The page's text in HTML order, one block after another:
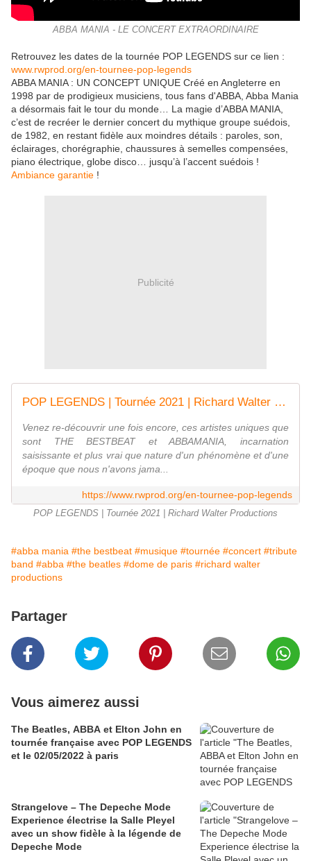
ABBA MANIA - LE CONCERT EXTRAORDINAIRE
Retrouvez les dates de la tournée POP LEGENDS sur ce lien :
www.rwprod.org/en-tournee-pop-legends
ABBA MANIA : UN CONCEPT UNIQUE Créé en Angleterre en
1998 par de prodigieux musiciens, tous fans d'ABBA, Abba Mania
a désormais fait le tour du monde… La magie d’ABBA MANIA,
c’est de recréer le dernier concert du mythique groupe suédois,
de 1982, en restant fidèle aux moindres détails : paroles, son,
éclairages, chorégraphie, chaussures à semelles compensées,
piano électrique, globe disco… jusqu’à l’accent suédois ! ​
Ambiance garantie !
Publicité
POP LEGENDS | Tournée 2021 | Richard Walter Productions
Venez re-découvrir une fois encore, ces artistes uniques que
sont THE BESTBEAT et ABBAMANIA, incarnation
saisissante et plus vrai que nature d'un phénomène et d'une
époque que nous n'avons jama...
https://www.rwprod.org/en-tournee-pop-legends
POP LEGENDS | Tournée 2021 | Richard Walter Productions
#abba mania #the bestbeat #musique #tournée #concert #tribute
band #abba #the beatles #dome de paris #richard walter
productions
Partager
Vous aimerez aussi
The Beatles, ABBA et Elton John en
tournée française avec POP LEGENDS
et le 02/05/2022 à paris
Strangelove – The Depeche Mode
Experience électrise la Salle Pleyel
avec un show fidèle à la légende de
Depeche Mode